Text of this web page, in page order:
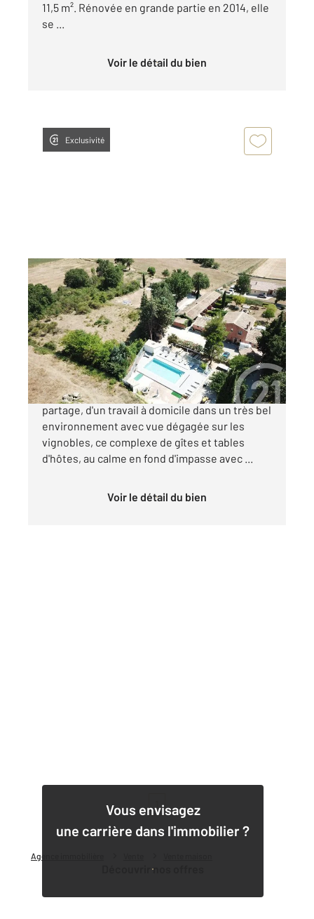
Agence immobilière
11,5 m². Rénovée en grande partie en 2014, elle
se ...
Voir le détail du bien
Exclusivité
UZES 30
358 m2, 13 pièces
Ref : 9722
Maison à vendre
650 000 €
Envie de soleil, de liberté, de moments de
partage, d'un travail à domicile dans un très bel
environnement avec vue dégagée sur les
vignobles, ce complexe de gîtes et tables
d'hôtes, au calme en fond d'impasse avec ...
Voir le détail du bien
Vous envisagez
une carrière dans l'immobilier ?
Découvrir nos offres
1